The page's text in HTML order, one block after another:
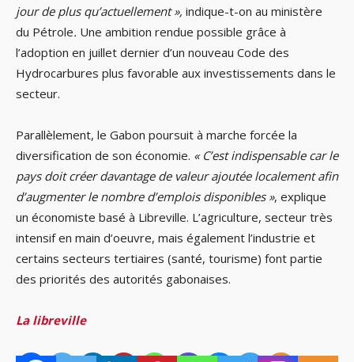
jour de plus qu’actuellement », indique-t-on au ministère
du Pétrole. Une ambition rendue possible grâce à
l’adoption en juillet dernier d’un nouveau Code des
Hydrocarbures plus favorable aux investissements dans le
secteur.
Parallèlement, le Gabon poursuit à marche forcée la
diversification de son économie. « C’est indispensable car le
pays doit créer davantage de valeur ajoutée localement afin
d’augmenter le nombre d’emplois disponibles », explique
un économiste basé à Libreville. L’agriculture, secteur très
intensif en main d’oeuvre, mais également l’industrie et
certains secteurs tertiaires (santé, tourisme) font partie
des priorités des autorités gabonaises.
La libreville